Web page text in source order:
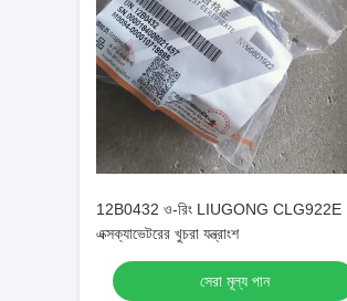
12B0432 ও-রিং LIUGONG CLG922E
এক্সক্যাভেটরের খুচরা যন্ত্রাংশ
সেরা মূল্য পান